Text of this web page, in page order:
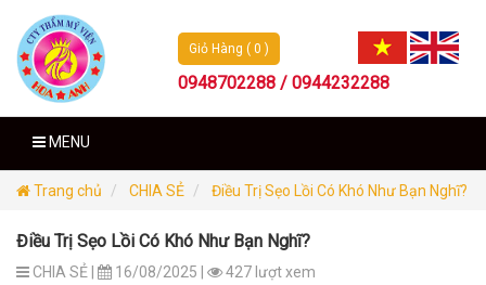
Giỏ Hàng ( 0 )
0948702288 / 0944232288
MENU
Trang chủ CHIA SẺ Điều Trị Sẹo Lồi Có Khó Như Bạn Nghĩ?
Điều Trị Sẹo Lồi Có Khó Như Bạn Nghĩ?
CHIA SẺ | 16/08/2025 | 427 lượt xem